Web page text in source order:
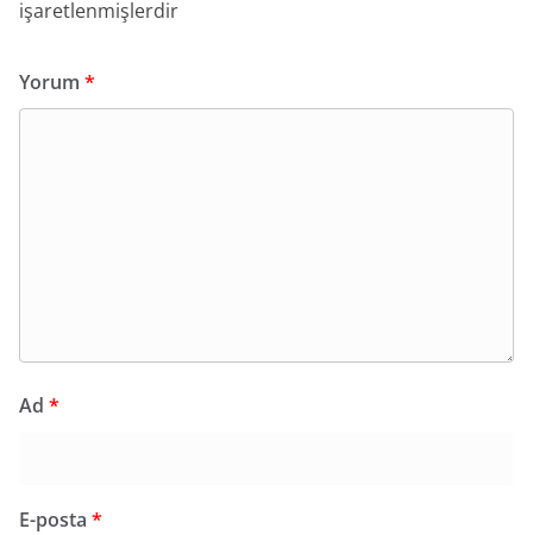
işaretlenmişlerdir
Yorum *
Ad *
E-posta *